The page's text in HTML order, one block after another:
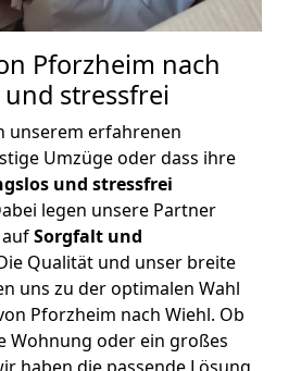
Pforzheim nach
stressfrei
unserem erfahrenen
Umzüge oder dass ihre
und stressfrei
legen unsere Partner
Sorgfalt und
Qualität und unser breite
uns zu der optimalen Wahl
Pforzheim nach Wiehl. Ob
Wohnung oder ein großes